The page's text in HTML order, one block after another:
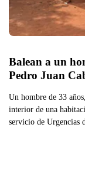
Balean a un
Pedro Juan
Un hombre de 33
interior de una
servicio de Urgencias